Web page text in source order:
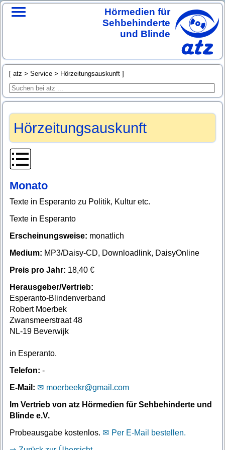
Hörmedien für
Sehbehinderte
und Blinde
atz Service Hörzeitungsauskunft
Hörzeitungsauskunft
Monato
Texte in Esperanto zu Politik, Kultur etc.
Texte in Esperanto
Erscheinungsweise: monatlich
Medium: MP3/Daisy-CD, Downloadlink, DaisyOnline
Preis pro Jahr: 18,40 €
Herausgeber/Vertrieb:
Esperanto-Blindenverband
Robert Moerbek
Zwansmeerstraat 48
NL-19 Beverwijk
in Esperanto.
Telefon: -
E-Mail:
moerbeekr@gmail.com
Im Vertrieb von atz Hörmedien für Sehbehinderte und
Blinde e.V.
Probeausgabe kostenlos.
Per E-Mail bestellen.